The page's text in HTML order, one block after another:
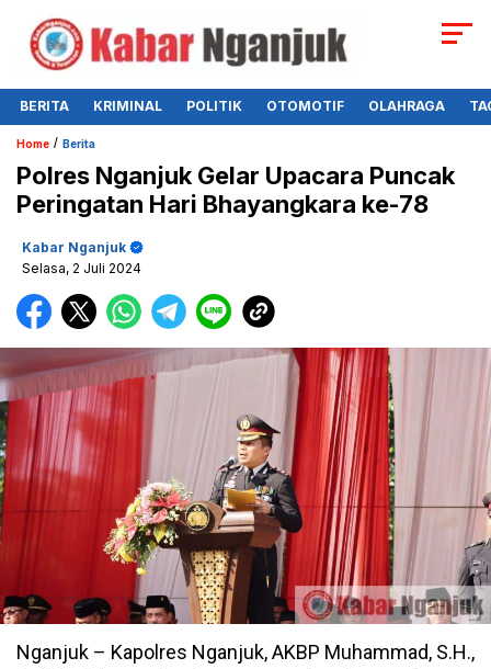
BERITA KRIMINAL POLITIK OTOMOTIF OLAHRAGA
Home / Berita
Polres Nganjuk Gelar Upacara Puncak
Peringatan Hari Bhayangkara ke-78
Kabar Nganjuk
Selasa, 2 Juli 2024
Nganjuk – Kapolres Nganjuk, AKBP Muhammad, S.H.,